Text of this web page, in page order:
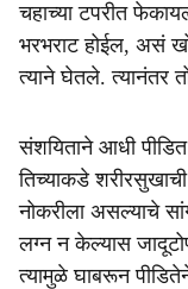
चहाच्या टपरीत
भरभराट होईल, असं
त्याने घेतले. त्यानंतर
संशयिताने आधी
तिच्याकडे
नोकरीला असल्याचे
लग्न न केल्यास
त्यामुळे घाबरून